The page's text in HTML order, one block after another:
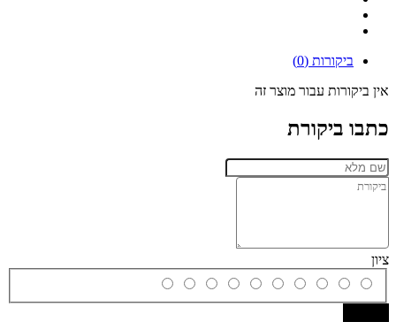
ביקורות (0)
אין ביקורות עבור מוצר זה
כתבו ביקורת
ציון